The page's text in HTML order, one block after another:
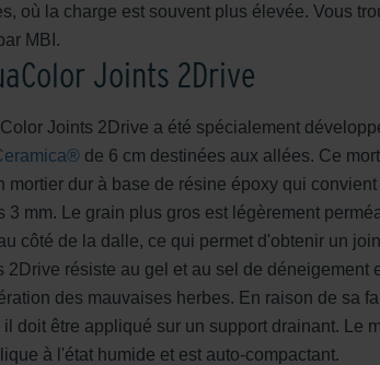
où la charge est souvent plus élevée. Vous
MBI.
Joints 2Drive
Joints 2Drive a été spécialement
de 6 cm destinées aux allées. Ce
mortier dur à base de résine époxy qui
3 mm. Le grain plus gros est légèrement
côté de la dalle, ce qui permet d'obtenir un
2Drive résiste au gel et au sel de déneigement
des mauvaises herbes. En raison de sa
il doit être appliqué sur un support drainant. Le
à l'état humide et est auto-compactant.